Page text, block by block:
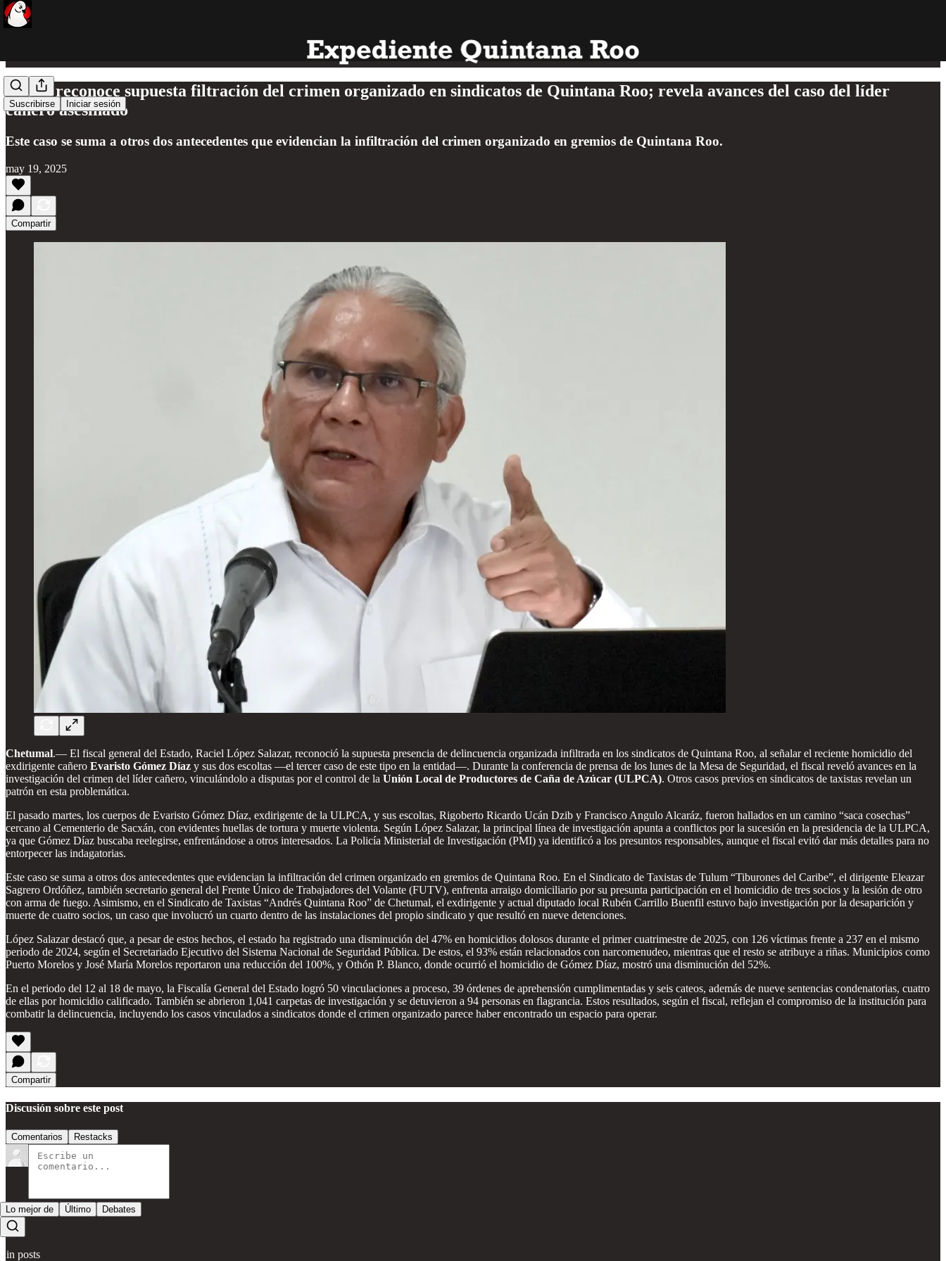
Suscribirse Iniciar sesión
Raciel reconoce supuesta filtración del crimen organizado en sindicatos de Quintana Roo; revela avances del caso del líder
cañero asesinado
Este caso se suma a otros dos antecedentes que evidencian la infiltración del crimen organizado en gremios de Quintana Roo.
may 19, 2025
Compartir
Chetumal.— El fiscal general del Estado, Raciel López Salazar, reconoció la supuesta presencia de delincuencia organizada infiltrada en los sindicatos de Quintana Roo, al señalar el reciente homicidio del
exdirigente cañero Evaristo Gómez Díaz y sus dos escoltas —el tercer caso de este tipo en la entidad—. Durante la conferencia de prensa de los lunes de la Mesa de Seguridad, el fiscal reveló avances en la
investigación del crimen del líder cañero, vinculándolo a disputas por el control de la Unión Local de Productores de Caña de Azúcar (ULPCA). Otros casos previos en sindicatos de taxistas revelan un
patrón en esta problemática.
El pasado martes, los cuerpos de Evaristo Gómez Díaz, exdirigente de la ULPCA, y sus escoltas, Rigoberto Ricardo Ucán Dzib y Francisco Angulo Alcaráz, fueron hallados en un camino “saca cosechas”
cercano al Cementerio de Sacxán, con evidentes huellas de tortura y muerte violenta. Según López Salazar, la principal línea de investigación apunta a conflictos por la sucesión en la presidencia de la ULPCA,
ya que Gómez Díaz buscaba reelegirse, enfrentándose a otros interesados. La Policía Ministerial de Investigación (PMI) ya identificó a los presuntos responsables, aunque el fiscal evitó dar más detalles para no
entorpecer las indagatorias.
Este caso se suma a otros dos antecedentes que evidencian la infiltración del crimen organizado en gremios de Quintana Roo. En el Sindicato de Taxistas de Tulum “Tiburones del Caribe”, el dirigente Eleazar
Sagrero Ordóñez, también secretario general del Frente Único de Trabajadores del Volante (FUTV), enfrenta arraigo domiciliario por su presunta participación en el homicidio de tres socios y la lesión de otro
con arma de fuego. Asimismo, en el Sindicato de Taxistas “Andrés Quintana Roo” de Chetumal, el exdirigente y actual diputado local Rubén Carrillo Buenfil estuvo bajo investigación por la desaparición y
muerte de cuatro socios, un caso que involucró un cuarto dentro de las instalaciones del propio sindicato y que resultó en nueve detenciones.
López Salazar destacó que, a pesar de estos hechos, el estado ha registrado una disminución del 47% en homicidios dolosos durante el primer cuatrimestre de 2025, con 126 víctimas frente a 237 en el mismo
periodo de 2024, según el Secretariado Ejecutivo del Sistema Nacional de Seguridad Pública. De estos, el 93% están relacionados con narcomenudeo, mientras que el resto se atribuye a riñas. Municipios como
Puerto Morelos y José María Morelos reportaron una reducción del 100%, y Othón P. Blanco, donde ocurrió el homicidio de Gómez Díaz, mostró una disminución del 52%.
En el periodo del 12 al 18 de mayo, la Fiscalía General del Estado logró 50 vinculaciones a proceso, 39 órdenes de aprehensión cumplimentadas y seis cateos, además de nueve sentencias condenatorias, cuatro
de ellas por homicidio calificado. También se abrieron 1,041 carpetas de investigación y se detuvieron a 94 personas en flagrancia. Estos resultados, según el fiscal, reflejan el compromiso de la institución para
combatir la delincuencia, incluyendo los casos vinculados a sindicatos donde el crimen organizado parece haber encontrado un espacio para operar.
Compartir
Discusión sobre este post
Comentarios Restacks
Lo mejor de Último Debates
Sin posts